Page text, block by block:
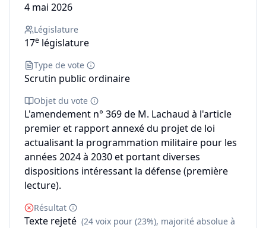
4 mai 2026
Législature
17e législature
Type de vote
Scrutin public ordinaire
Objet du vote
L'amendement n° 369 de M. Lachaud à l'article
premier et rapport annexé du projet de loi
actualisant la programmation militaire pour les
années 2024 à 2030 et portant diverses
dispositions intéressant la défense (première
lecture).
Résultat
Texte rejeté (24 voix pour (23%), majorité absolue à